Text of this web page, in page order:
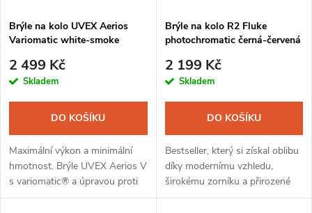
p
r
o
d
u
s
p
r
d
u
Brýle na kolo UVEX Aerios
Variomatic white-smoke
2 499 Kč
Skladem
DO KOŠÍKU
Maximální výkon a minimální
hmotnost. Brýle UVEX Aerios V
s variomatic® a úpravou proti
mlžení.
Brýle na kolo R2 Fluke
photochromatic černá-červená
2 199 Kč
Skladem
DO KOŠÍKU
Bestseller, který si získal oblibu
díky modernímu vzhledu,
širokému zorníku a přirozené
lehkosti při nošení.